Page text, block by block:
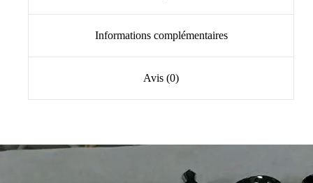
Informations complémentaires
Avis (0)